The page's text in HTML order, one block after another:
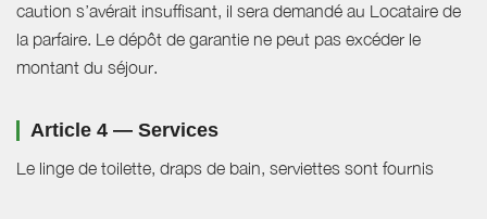
caution s’avérait insuffisant, il sera demandé au Locataire de
la parfaire. Le dépôt de garantie ne peut pas excéder le
montant du séjour.
Article 4 — Services
Le linge de toilette, draps de bain, serviettes sont fournis